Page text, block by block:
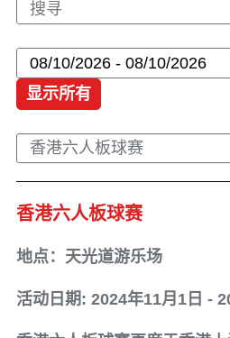
显示所有
香港六人板球赛
香港六人板球赛
地点：天光道游乐场
活动日期: 2024年11月1日 -